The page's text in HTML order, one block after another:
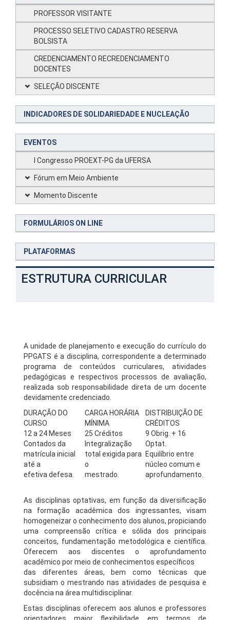
PROFESSOR VISITANTE
PROCESSO SELETIVO CADASTRO RESERVA
BOLSISTA
CREDENCIAMENTO RECREDENCIAMENTO
DOCENTES
SELEÇÃO DISCENTE
INDICADORES DE SOLIDARIEDADE E NUCLEAÇÃO
EVENTOS
I Congresso PROEXT-PG da UFERSA
Fórum em Meio Ambiente
Momento Discente
FORMULÁRIOS ON LINE
PLATAFORMAS
ESTRUTURA CURRICULAR
A unidade de planejamento e execução do currículo do
PPGATS é a disciplina, correspondente a determinado
programa de conteúdos curriculares, atividades
pedagógicas e respectivos processos de avaliação,
realizada sob responsabilidade direta de um docente
devidamente credenciado.
DURAÇÃO DO
CURSO
12 a 24 Meses
Contados da
matrícula inicial
até a
efetiva defesa.
CARGA HORÁRIA
MÍNIMA
25 Créditos
Integralização
total exigida para
o
mestrado.
DISTRIBUIÇÃO DE
CRÉDITOS
9 Obrig. + 16
Optat.
Equilíbrio entre
núcleo comum e
aprofundamento.
As disciplinas optativas, em função da diversificação
na formação acadêmica dos ingressantes, visam
homogeneizar o conhecimento dos alunos, propiciando
uma compreensão crítica e sólida dos principais
conceitos, fundamentação metodológica e científica.
Oferecem aos discentes o aprofundamento
acadêmico por meio de conhecimentos específicos
das diferentes áreas, bem como técnicas que
subsidiam o mestrando nas atividades de pesquisa e
docência na área multidisciplinar.
Estas disciplinas oferecem aos alunos e professores